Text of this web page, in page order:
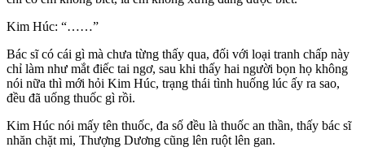
Kim Húc: “……”
Bác sĩ có cái gì mà chưa từng thấy qua, đối với loại tranh chấp này
chỉ làm như mắt điếc tai ngơ, sau khi thấy hai người bọn họ không
nói nữa thì mới hỏi Kim Húc, trạng thái tình huống lúc ấy ra sao,
đều đã uống thuốc gì rồi.
Kim Húc nói mấy tên thuốc, đa số đều là thuốc an thần, thấy bác sĩ
nhăn chặt mi, Thượng Dương cũng lên ruột lên gan.